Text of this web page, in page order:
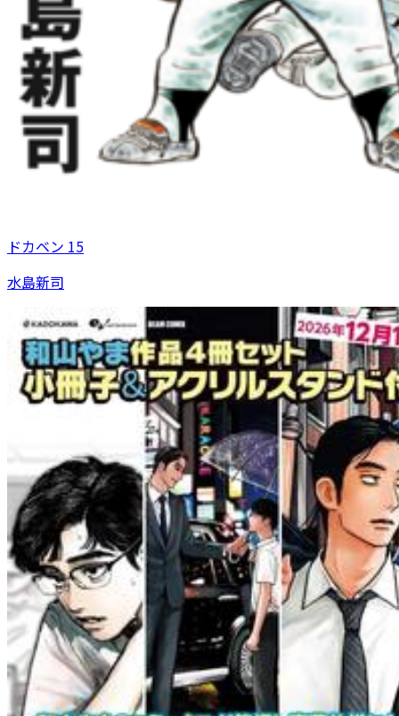
ドカベン 15
水島新司